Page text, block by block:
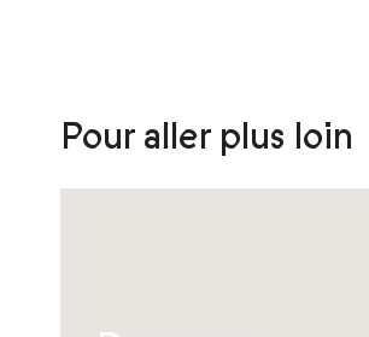
Pour aller plus loin